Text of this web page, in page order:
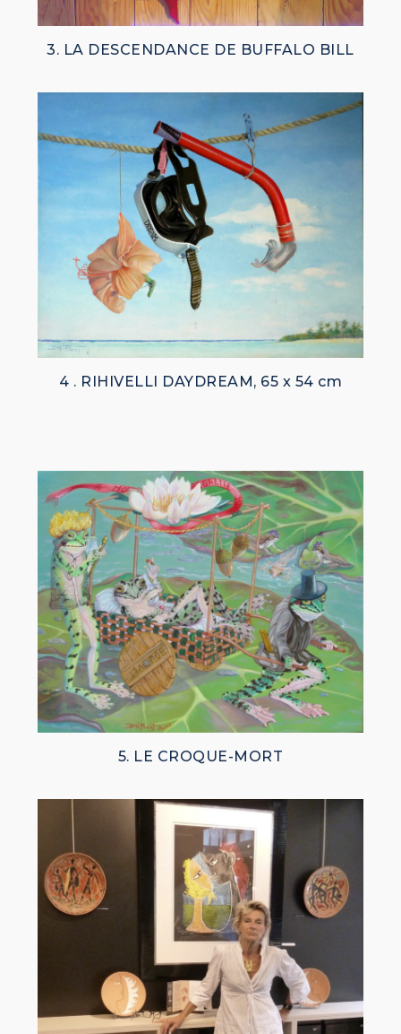
3. LA DESCENDANCE DE BUFFALO BILL
4 . RIHIVELLI DAYDREAM, 65 x 54 cm
5. LE CROQUE-MORT